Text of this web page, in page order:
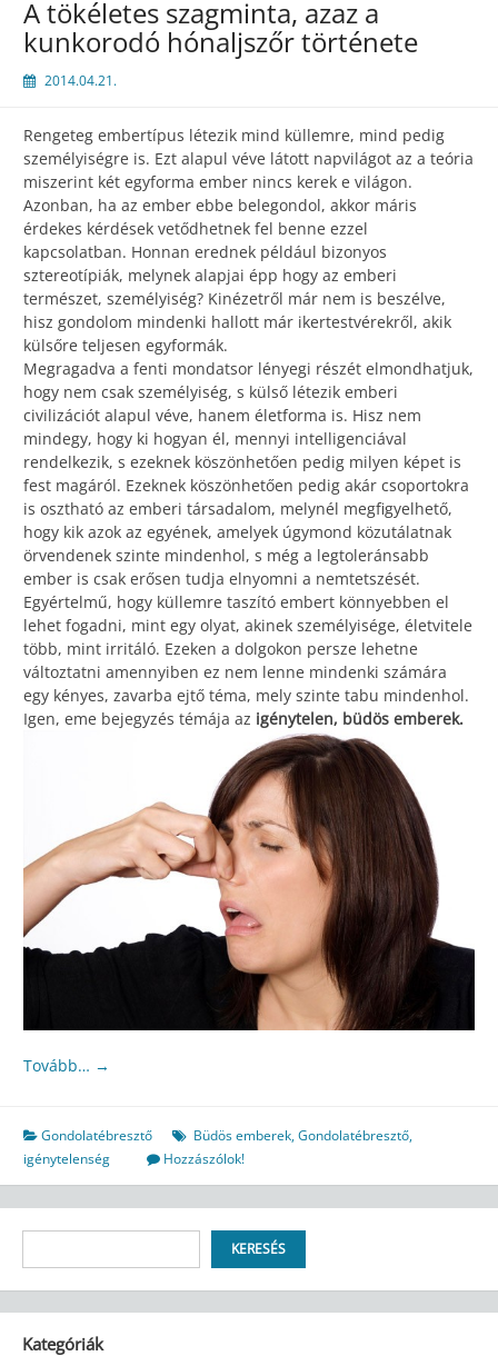
A tökéletes szagminta, azaz a
kunkorodó hónaljszőr története
2014.04.21.
Rengeteg embertípus létezik mind küllemre, mind pedig
személyiségre is. Ezt alapul véve látott napvilágot az a teória
miszerint két egyforma ember nincs kerek e világon.
Azonban, ha az ember ebbe belegondol, akkor máris
érdekes kérdések vetődhetnek fel benne ezzel
kapcsolatban. Honnan erednek például bizonyos
sztereotípiák, melynek alapjai épp hogy az emberi
természet, személyiség? Kinézetről már nem is beszélve,
hisz gondolom mindenki hallott már ikertestvérekről, akik
külsőre teljesen egyformák.
Megragadva a fenti mondatsor lényegi részét elmondhatjuk,
hogy nem csak személyiség, s külső létezik emberi
civilizációt alapul véve, hanem életforma is. Hisz nem
mindegy, hogy ki hogyan él, mennyi intelligenciával
rendelkezik, s ezeknek köszönhetően pedig milyen képet is
fest magáról. Ezeknek köszönhetően pedig akár csoportokra
is osztható az emberi társadalom, melynél megfigyelhető,
hogy kik azok az egyének, amelyek úgymond közutálatnak
örvendenek szinte mindenhol, s még a legtoleránsabb
ember is csak erősen tudja elnyomni a nemtetszését.
Egyértelmű, hogy küllemre taszító embert könnyebben el
lehet fogadni, mint egy olyat, akinek személyisége, életvitele
több, mint irritáló. Ezeken a dolgokon persze lehetne
változtatni amennyiben ez nem lenne mindenki számára
egy kényes, zavarba ejtő téma, mely szinte tabu mindenhol.
Igen, eme bejegyzés témája az igénytelen, büdös emberek.
Tovább… →
Gondolatébresztő Büdös emberek,Gondolatébresztő,
igénytelenség
Hozzászólok!
KERESÉS
Kategóriák